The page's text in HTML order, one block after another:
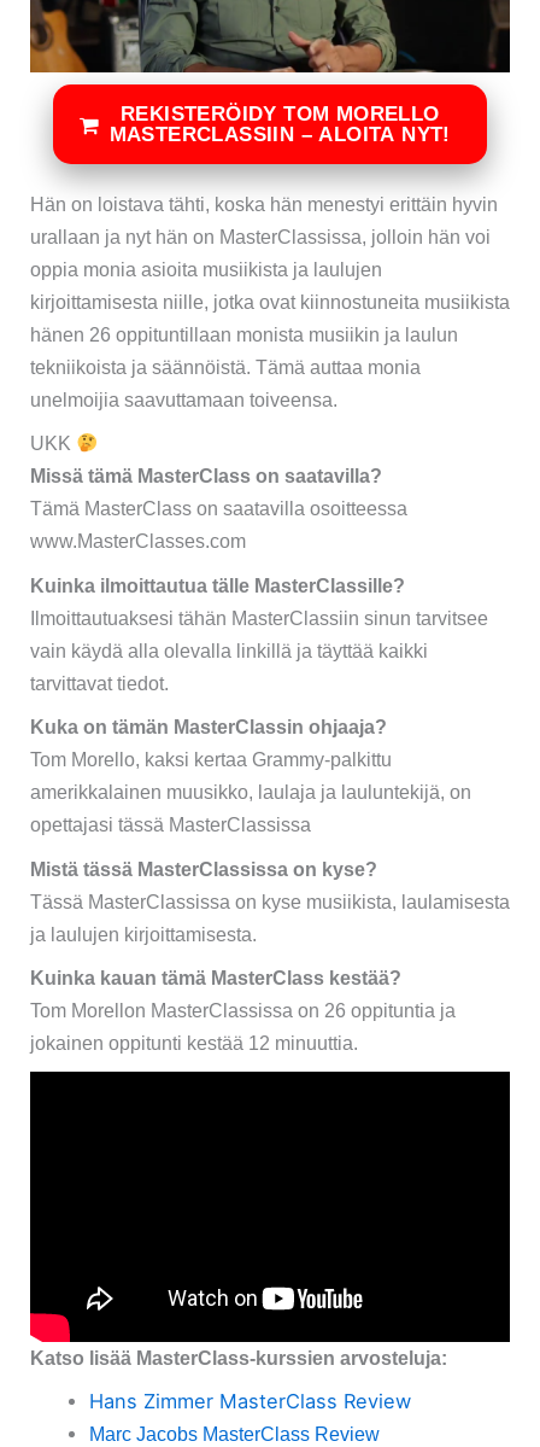
REKISTERÖIDY TOM MORELLO
MASTERCLASSIIN – ALOITA NYT!
Hän on loistava tähti, koska hän menestyi erittäin hyvin
urallaan ja nyt hän on MasterClassissa, jolloin hän voi
oppia monia asioita musiikista ja laulujen
kirjoittamisesta niille, jotka ovat kiinnostuneita musiikista
hänen 26 oppituntillaan monista musiikin ja laulun
tekniikoista ja säännöistä. Tämä auttaa monia
unelmoijia saavuttamaan toiveensa.
UKK
Missä tämä MasterClass on saatavilla?
Tämä MasterClass on saatavilla osoitteessa
www.MasterClasses.com
Kuinka ilmoittautua tälle MasterClassille?
Ilmoittautuaksesi tähän MasterClassiin sinun tarvitsee
vain käydä alla olevalla linkillä ja täyttää kaikki
tarvittavat tiedot.
Kuka on tämän MasterClassin ohjaaja?
Tom Morello, kaksi kertaa Grammy-palkittu
amerikkalainen muusikko, laulaja ja lauluntekijä, on
opettajasi tässä MasterClassissa
Mistä tässä MasterClassissa on kyse?
Tässä MasterClassissa on kyse musiikista, laulamisesta
ja laulujen kirjoittamisesta.
Kuinka kauan tämä MasterClass kestää?
Tom Morellon MasterClassissa on 26 oppituntia ja
jokainen oppitunti kestää 12 minuuttia.
Katso lisää MasterClass-kurssien arvosteluja:
Hans Zimmer MasterClass Review
Marc Jacobs MasterClass Review